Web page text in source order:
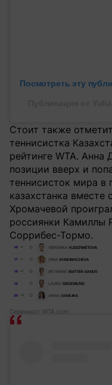
Посмотреть эту
Стоит также
теннисистка
рейтинге WTA. Анна
позиции вверх и
теннисисток мира в
казахстанка
Хромачевой
россиянки Камиллы
Соррибес-Тормо.
Скриншот: WTA.com